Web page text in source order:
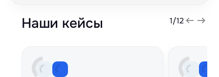
Наши кейсы 1/12